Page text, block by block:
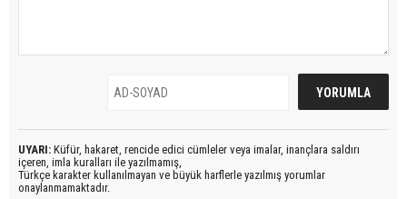
UYARI: Küfür, hakaret, rencide edici cümleler veya imalar, inançlara saldırı
içeren, imla kuralları ile yazılmamış,
Türkçe karakter kullanılmayan ve büyük harflerle yazılmış yorumlar
onaylanmamaktadır.